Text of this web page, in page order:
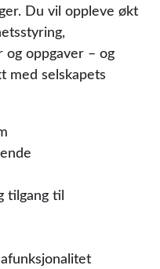
Du vil oppleve økt
og oppgaver – og
med selskapets
tilgang til